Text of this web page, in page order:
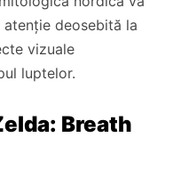
deosebită la
vizuale
luptelor.
Breath